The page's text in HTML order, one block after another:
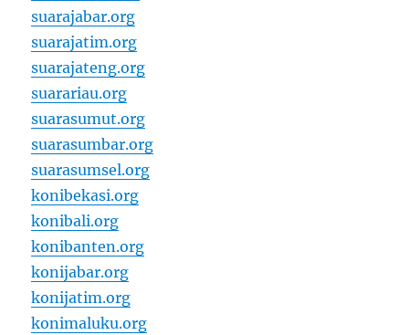
suarajabar.org
suarajatim.org
suarajateng.org
suarariau.org
suarasumut.org
suarasumbar.org
suarasumsel.org
konibekasi.org
konibali.org
konibanten.org
konijabar.org
konijatim.org
konimaluku.org